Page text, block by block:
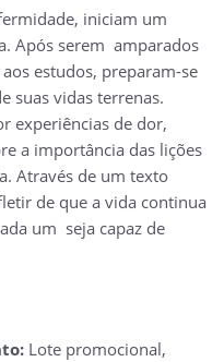
iniciam um
Após serem amparados
estudos, preparam-se
suas vidas terrenas.
experiências de dor,
a importância das lições
Através de um texto
de que a vida continua
um seja capaz de
Lote promocional,